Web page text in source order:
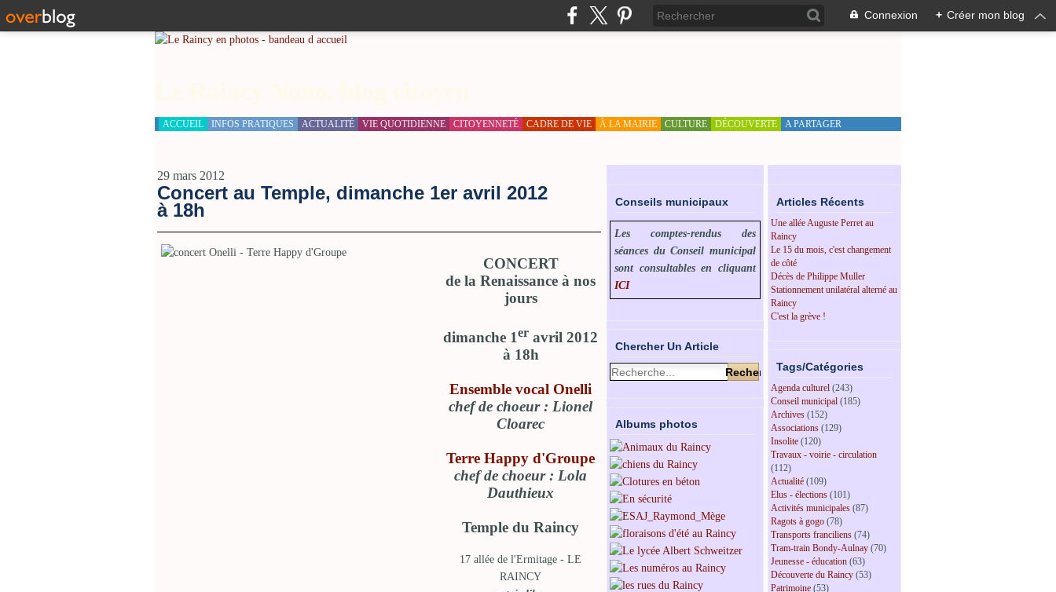
Connexion + Créer mon blog
ACCUEIL INFOS PRATIQUES ACTUALITÉ VIE QUOTIDIENNE CITOYENNETÉ CADRE DE VIE À LA MAIRIE CULTURE DÉCOUVERTE A PARTAGER
29 mars 2012
Concert au Temple, dimanche 1er avril 2012
à 18h
CONCERT
de la Renaissance à nos
jours
dimanche 1er avril 2012
à 18h
Ensemble vocal Onelli
chef de choeur : Lionel
Cloarec
Terre Happy d'Groupe
chef de choeur : Lola
Dauthieux
Temple du Raincy
17 allée de l'Ermitage - LE
RAINCY
Conseils municipaux
Les comptes-rendus des
séances du Conseil municipal
sont consultables en cliquant
ICI
Chercher Un Article
Albums photos
Articles Récents
Une allée Auguste Perret au
Raincy
Le 15 du mois, c'est changement
de côté
Décès de Philippe Muller
Stationnement unilatéral alterné au
Raincy
C'est la grève !
Tags/Catégories
Agenda culturel (243)
Conseil municipal (185)
Archives (152)
Associations (129)
Insolite (120)
Travaux - voirie - circulation
(112)
Actualité (109)
Elus - élections (101)
Activités municipales (87)
Ragots à gogo (78)
Transports franciliens (74)
Tram-train Bondy-Aulnay (70)
Jeunesse - éducation (63)
Découverte du Raincy (53)
Patrimoine (53)